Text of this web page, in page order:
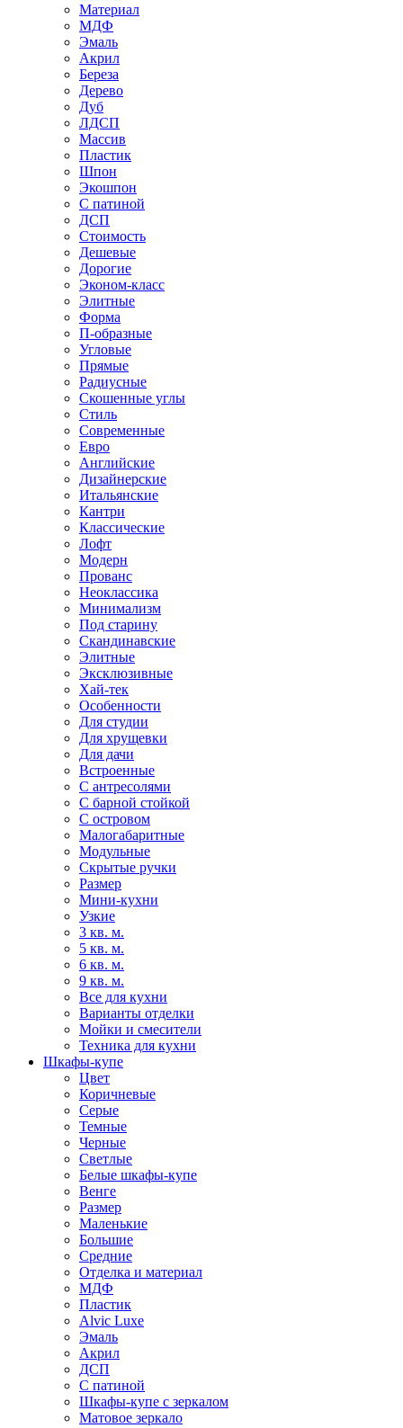
Материал
МДФ
Эмаль
Акрил
Береза
Дерево
Дуб
ЛДСП
Массив
Пластик
Шпон
Экошпон
С патиной
ДСП
Стоимость
Дешевые
Дорогие
Эконом-класс
Элитные
Форма
П-образные
Угловые
Прямые
Радиусные
Скошенные углы
Стиль
Современные
Евро
Английские
Дизайнерские
Итальянские
Кантри
Классические
Лофт
Модерн
Прованс
Неоклассика
Минимализм
Под старину
Скандинавские
Элитные
Эксклюзивные
Хай-тек
Особенности
Для студии
Для хрущевки
Для дачи
Встроенные
С антресолями
С барной стойкой
С островом
Малогабаритные
Модульные
Скрытые ручки
Размер
Мини-кухни
Узкие
3 кв. м.
5 кв. м.
6 кв. м.
9 кв. м.
Все для кухни
Варианты отделки
Мойки и смесители
Техника для кухни
Шкафы-купе
Цвет
Коричневые
Серые
Темные
Черные
Светлые
Белые шкафы-купе
Венге
Размер
Маленькие
Большие
Средние
Отделка и материал
МДФ
Пластик
Alvic Luxe
Эмаль
Акрил
ДСП
С патиной
Шкафы-купе с зеркалом
Матовое зеркало